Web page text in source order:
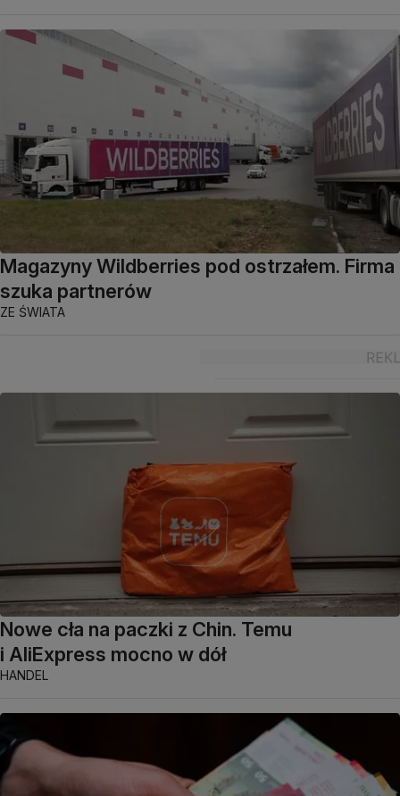
Magazyny Wildberries pod ostrzałem. Firma
szuka partnerów
ZE ŚWIATA
Nowe cła na paczki z Chin. Temu
i AliExpress mocno w dół
HANDEL